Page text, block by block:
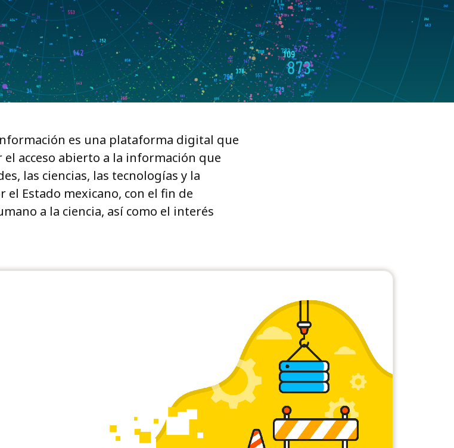
es una plataforma digital que
acceso abierto a la información que
las ciencias, las tecnologías y la
el Estado mexicano, con el fin de
a la ciencia, así como el interés